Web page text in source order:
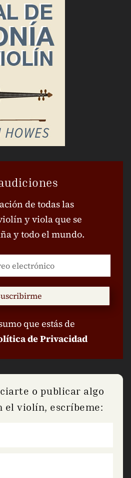
de todas las
y viola que se
y todo el mundo.
que estás de
de Privacidad
o publicar algo
el violín, escríbeme: